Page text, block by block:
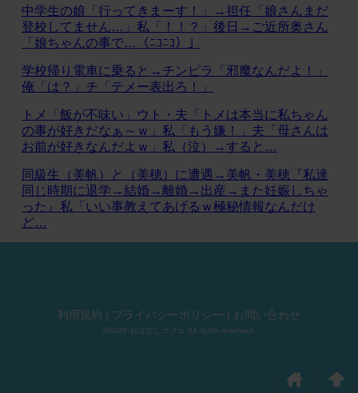
中学生の娘「行ってきまーす！」→担任「娘さんまだ
登校してません…」私「！！？」後日→ご近所奥さん
「娘ちゃんの事で…（ﾆｺﾆｺ）」
学校帰り電車に乗ると→チンピラ「邪魔なんだよ！」
俺「は？」チ「テメー表出ろ！」
トメ「飯が不味い」ウト・夫「トメは本当に私ちゃん
の事が好きだなぁ～ｗ」私「もう嫌！」夫「母さんは
お前が好きなんだよｗ」私（泣）→すると…
同級生（美帆）と（美穂）に遭遇→美帆・美穂『私達
同じ時期に退学→結婚→離婚→出産→また妊娠しちゃ
った』私「いい事教えてあげるｗ極秘情報なんだけ
ど…
利用規約 プライバシーポリシー お問い合わせ
©2026 おはなしカフェ All rights reserved.
arrowup
home